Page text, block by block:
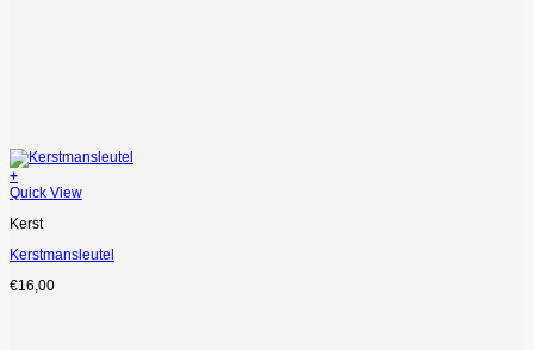
+
Quick View
Kerst
Kerstmansleutel
€16,00